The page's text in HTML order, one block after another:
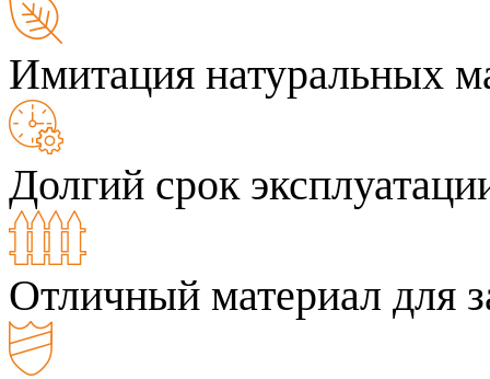
Имитация натуральных
Долгий срок
Отличный материал для